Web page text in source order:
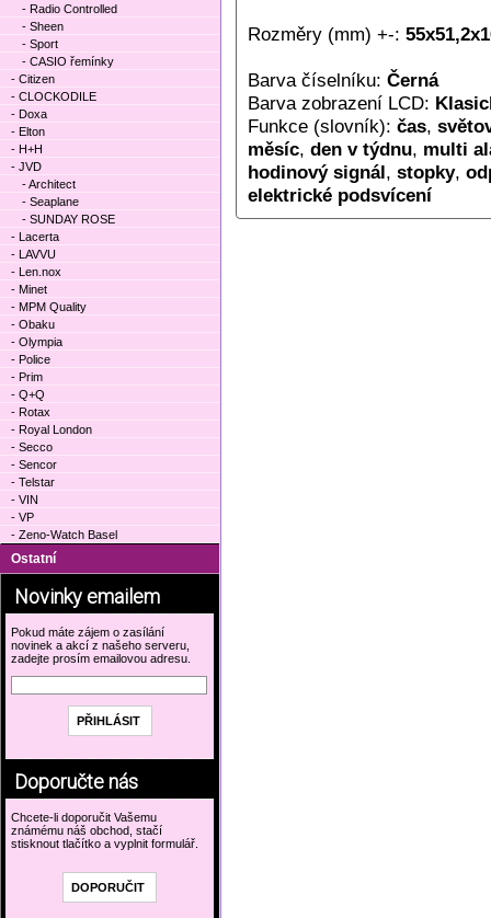
Rozměry (mm) +-:
Barva číselníku: Černá
Barva zobrazení LCD:
Funkce (slovník): čas,
měsíc, den v týdnu, multi
hodinový signál, stopky,
elektrické podsvícení
- Radio Controlled
- Sheen
- Sport
- CASIO řemínky
- Citizen
- CLOCKODILE
- Doxa
- Elton
- H+H
- JVD
- Architect
- Seaplane
- SUNDAY ROSE
- Lacerta
- LAVVU
- Len.nox
- Minet
- MPM Quality
- Obaku
- Olympia
- Police
- Prim
- Q+Q
- Rotax
- Royal London
- Secco
- Sencor
- Telstar
- VIN
- VP
- Zeno-Watch Basel
Ostatní
Novinky emailem
Pokud máte zájem o zasílání
novinek a akcí z našeho serveru,
zadejte prosím emailovou adresu.
Doporučte nás
Chcete-li doporučit Vašemu
známému náš obchod, stačí
stisknout tlačítko a vyplnit formulář.